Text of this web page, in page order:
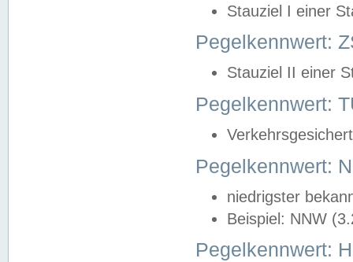
Stauziel I einer
Pegelkennwert:
Stauziel II einer
Pegelkennwert:
Pegelkennwert:
niedrigster
Beispiel: NNW
Pegelkennwert: